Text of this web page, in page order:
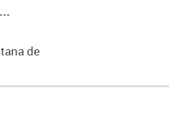
de